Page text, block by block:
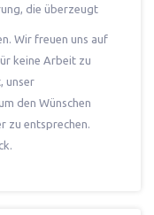
die überzeugt
Wir freuen uns auf
keine Arbeit zu
unser
den Wünschen
zu entsprechen.